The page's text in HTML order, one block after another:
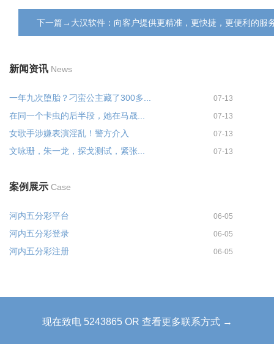
下一篇→大汉软件：向客户提供更精准，更快捷，更便利的服
新闻资讯 News
一年九次堕胎？刁蛮公主藏了300多... 07-13
在同一个卡虫的后半段，她在马晟... 07-13
女歌手涉嫌表演淫乱！警方介入 07-13
文咏珊，朱一龙，探戈测试，紧张... 07-13
案例展示 Case
河内五分彩平台 06-05
河内五分彩登录 06-05
河内五分彩注册 06-05
现在致电 5243865 OR 查看更多联系方式 →